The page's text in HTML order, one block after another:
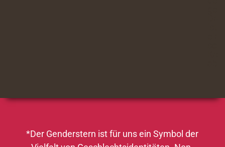
*Der Genderstern ist für uns ein Symbol der